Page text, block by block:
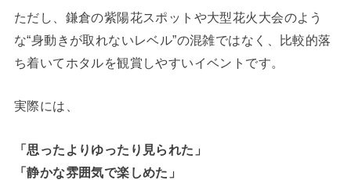
ただし、鎌倉の紫陽花スポットや大型花火大会のよう
な“身動きが取れないレベル”の混雑ではなく、比較的落
ち着いてホタルを観賞しやすいイベントです。
実際には、
「思ったよりゆったり見られた」
「静かな雰囲気で楽しめた」